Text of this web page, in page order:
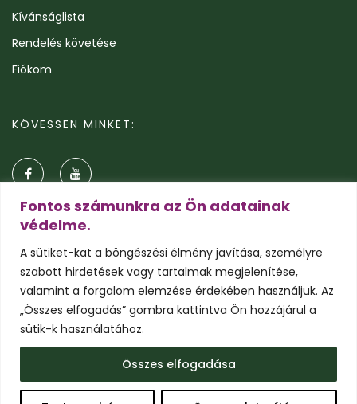
Fontos számunkra az Ön adatainak
védelme.
A sütiket-kat a böngészési élmény javítása, személyre
szabott hirdetések vagy tartalmak megjelenítése,
valamint a forgalom elemzése érdekében használjuk. Az
„Összes elfogadás” gombra kattintva Ön hozzájárul a
sütik-k használatához.
Összes elfogadása
Kívánságlista
Rendelés követése
Fiókom
KÖVESSEN MINKET:
© 2026 Pálmavilág.hu
Általános szerződési feltételekAdatkezelési tájékoztató
Süti tájékoztató